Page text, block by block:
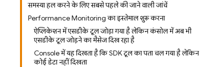
समस्या हल करने के लिए, सबसे पहले की जाने वाली जांचें
Performance Monitoring का इस्तेमाल शुरू करना
ऐप्लिकेशन में एसडीके टूल जोड़ा गया है, लेकिन कंसोल में अब भी
एसडीके टूल जोड़ने का मैसेज दिख रहा है
Console में यह दिखता है कि SDK टूल का पता चल गया है, लेकिन
कोई डेटा नहीं दिखता